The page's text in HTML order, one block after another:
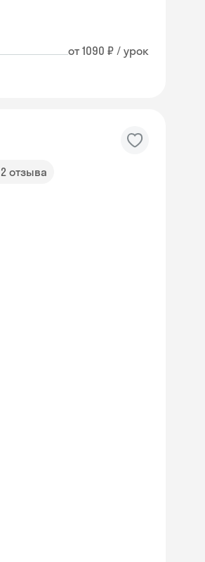
от 1090 ₽ / урок
2 отзыва